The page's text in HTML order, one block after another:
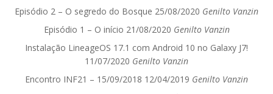
Episódio 2 – O segredo do Bosque 25/08/2020 Genilto Vanzin
Episódio 1 – O início 21/08/2020 Genilto Vanzin
Instalação LineageOS 17.1 com Android 10 no Galaxy J7!
11/07/2020 Genilto Vanzin
Encontro INF21 – 15/09/2018 12/04/2019 Genilto Vanzin